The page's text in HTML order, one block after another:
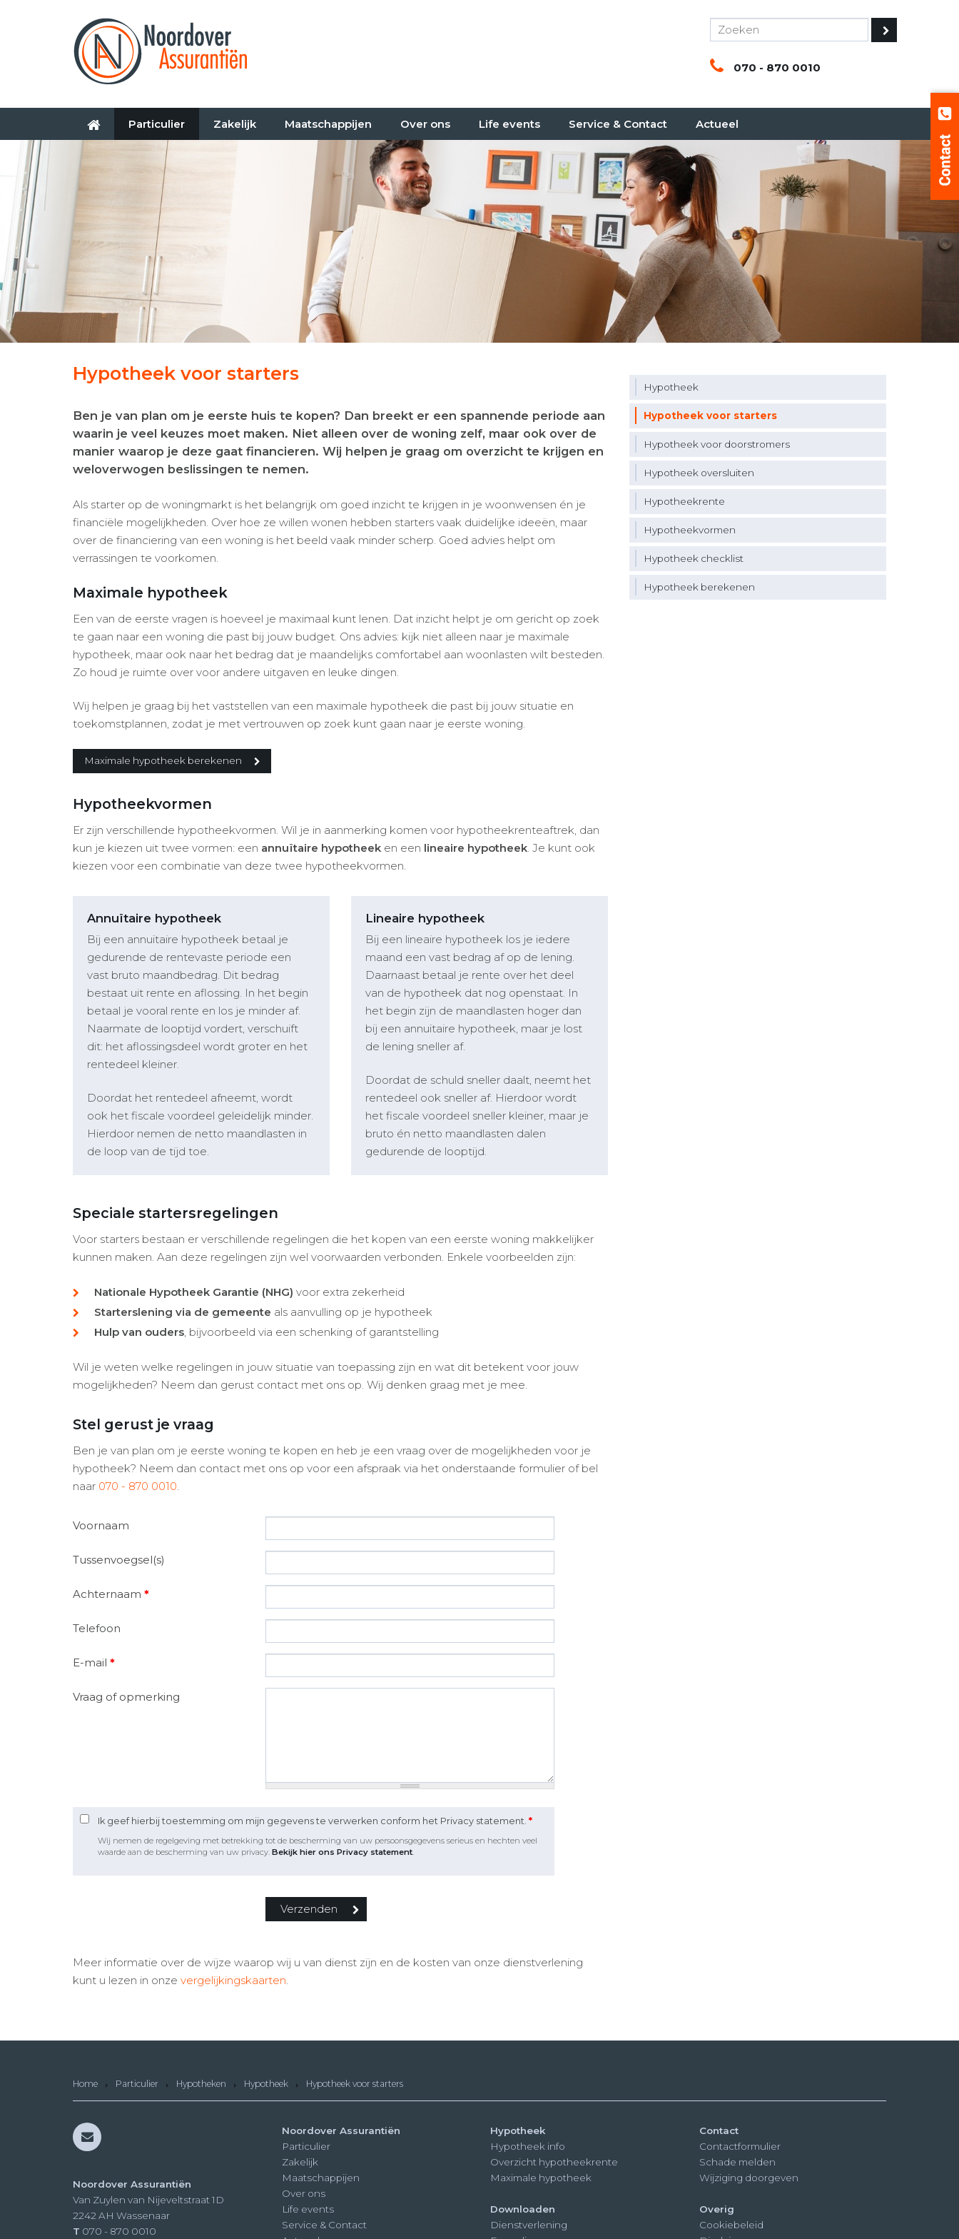
070 - 870 0010
Particulier Zakelijk Maatschappijen Over ons Life events Service & Contact Actueel
Hypotheek voor starters
Ben je van plan om je eerste huis te kopen? Dan breekt er een spannende periode aan
waarin je veel keuzes moet maken. Niet alleen over de woning zelf, maar ook over de
manier waarop je deze gaat financieren. Wij helpen je graag om overzicht te krijgen en
weloverwogen beslissingen te nemen.
Als starter op de woningmarkt is het belangrijk om goed inzicht te krijgen in je woonwensen én je
financiële mogelijkheden. Over hoe ze willen wonen hebben starters vaak duidelijke ideeën, maar
over de financiering van een woning is het beeld vaak minder scherp. Goed advies helpt om
verrassingen te voorkomen.
Maximale hypotheek
Een van de eerste vragen is hoeveel je maximaal kunt lenen. Dat inzicht helpt je om gericht op zoek
te gaan naar een woning die past bij jouw budget. Ons advies: kijk niet alleen naar je maximale
hypotheek, maar ook naar het bedrag dat je maandelijks comfortabel aan woonlasten wilt besteden.
Zo houd je ruimte over voor andere uitgaven en leuke dingen.
Wij helpen je graag bij het vaststellen van een maximale hypotheek die past bij jouw situatie en
toekomstplannen, zodat je met vertrouwen op zoek kunt gaan naar je eerste woning.
Maximale hypotheek berekenen
Hypotheekvormen
Er zijn verschillende hypotheekvormen. Wil je in aanmerking komen voor hypotheekrenteaftrek, dan
kun je kiezen uit twee vormen: een annuïtaire hypotheek en een lineaire hypotheek . Je kunt ook
kiezen voor een combinatie van deze twee hypotheekvormen.
Annuïtaire hypotheek
Bij een annuïtaire hypotheek betaal je
gedurende de rentevaste periode een
vast bruto maandbedrag. Dit bedrag
bestaat uit rente en aflossing. In het begin
betaal je vooral rente en los je minder af.
Naarmate de looptijd vordert, verschuift
dit: het aflossingsdeel wordt groter en het
rentedeel kleiner.
Doordat het rentedeel afneemt, wordt
ook het fiscale voordeel geleidelijk minder.
Hierdoor nemen de netto maandlasten in
de loop van de tijd toe.
Lineaire hypotheek
Bij een lineaire hypotheek los je iedere
maand een vast bedrag af op de lening.
Daarnaast betaal je rente over het deel
van de hypotheek dat nog openstaat. In
het begin zijn de maandlasten hoger dan
bij een annuïtaire hypotheek, maar je lost
de lening sneller af.
Doordat de schuld sneller daalt, neemt het
rentedeel ook sneller af. Hierdoor wordt
het fiscale voordeel sneller kleiner, maar je
bruto én netto maandlasten dalen
gedurende de looptijd.
Speciale startersregelingen
Voor starters bestaan er verschillende regelingen die het kopen van een eerste woning makkelijker
kunnen maken. Aan deze regelingen zijn wel voorwaarden verbonden. Enkele voorbeelden zijn:
Nationale Hypotheek Garantie (NHG) voor extra zekerheid
Starterslening via de gemeente als aanvulling op je hypotheek
Hulp van ouders , bijvoorbeeld via een schenking of garantstelling
Wil je weten welke regelingen in jouw situatie van toepassing zijn en wat dit betekent voor jouw
mogelijkheden? Neem dan gerust contact met ons op. Wij denken graag met je mee.
Stel gerust je vraag
Ben je van plan om je eerste woning te kopen en heb je een vraag over de mogelijkheden voor je
hypotheek? Neem dan contact met ons op voor een afspraak via het onderstaande formulier of bel
naar 070 - 870 0010
Voornaam
Tussenvoegsel(s)
Achternaam *
Telefoon
E-mail *
Vraag of opmerking
Ik geef hierbij toestemming om mijn gegevens te verwerken conform het Privacy statement. *
Wij nemen de regelgeving met betrekking tot de bescherming van uw persoonsgegevens serieus en hechten veel
waarde aan de bescherming van uw privacy. Bekijk hier ons Privacy statement
Meer informatie over de wijze waarop wij u van dienst zijn en de kosten van onze dienstverlening
kunt u lezen in onze vergelijkingskaarten
Hypotheek
Hypotheek voor starters
Hypotheek voor doorstromers
Hypotheek oversluiten
Hypotheekrente
Hypotheekvormen
Hypotheek checklist
Hypotheek berekenen
Home Particulier Hypotheken Hypotheek Hypotheek voor starters
Noordover Assurantiën
Van Zuylen van Nijeveltstraat 1D
2242 AH Wassenaar
T 070 - 870 0010
Noordover Assurantiën
Particulier
Zakelijk
Maatschappijen
Over ons
Life events
Service & Contact
Hypotheek
Hypotheek info
Overzicht hypotheekrente
Maximale hypotheek
Downloaden
Dienstverlening
Contact
Contactformulier
Schade melden
Wijziging doorgeven
Overig
Cookiebeleid